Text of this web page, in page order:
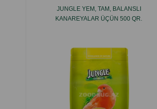
JUNGLE YEM, TAM, BALANSLI
KANAREYALAR ÜÇÜN 500 QR.